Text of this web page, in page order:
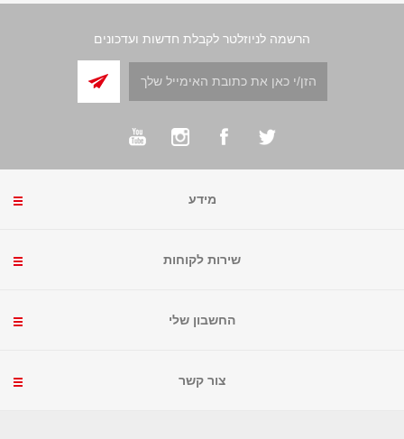
הרשמה לניוזלטר לקבלת חדשות ועדכונים
מידע
שירות לקוחות
החשבון שלי
צור קשר